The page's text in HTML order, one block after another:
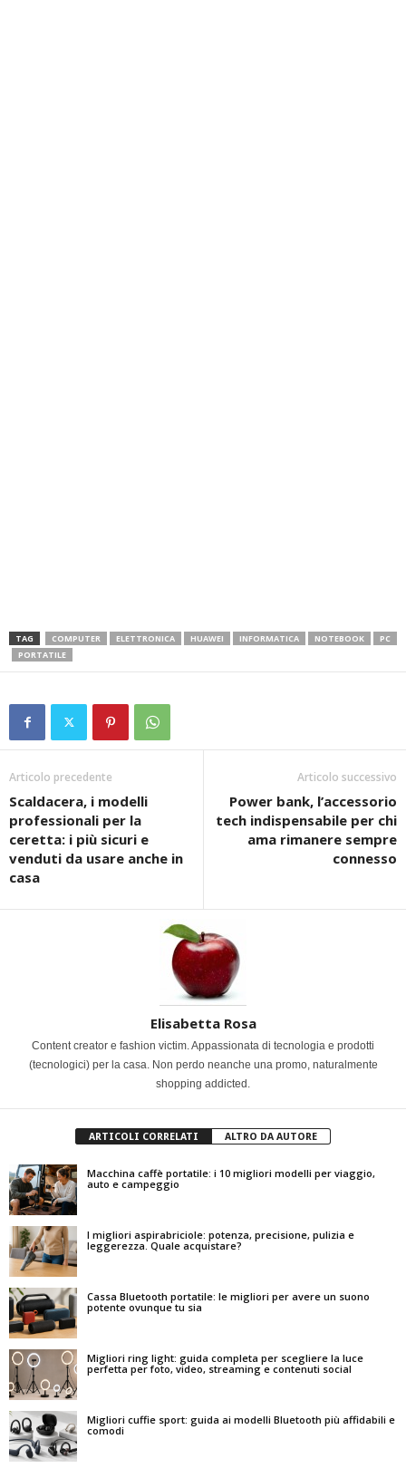
TAG COMPUTER ELETTRONICA HUAWEI INFORMATICA NOTEBOOK
PC
PORTATILE
Articolo precedente
Scaldacera, i modelli
professionali per la
ceretta: i più sicuri e
venduti da usare anche in
casa
Articolo successivo
Power bank, l’accessorio
tech indispensabile per chi
ama rimanere sempre
connesso
Elisabetta Rosa
Content creator e fashion victim. Appassionata di tecnologia e prodotti
(tecnologici) per la casa. Non perdo neanche una promo, naturalmente
shopping addicted.
ARTICOLI CORRELATI ALTRO DA AUTORE
Macchina caffè portatile: i 10 migliori modelli per viaggio,
auto e campeggio
I migliori aspirabriciole: potenza, precisione, pulizia e
leggerezza. Quale acquistare?
Cassa Bluetooth portatile: le migliori per avere un suono
potente ovunque tu sia
Migliori ring light: guida completa per scegliere la luce
perfetta per foto, video, streaming e contenuti social
Migliori cuffie sport: guida ai modelli Bluetooth più affidabili e
comodi